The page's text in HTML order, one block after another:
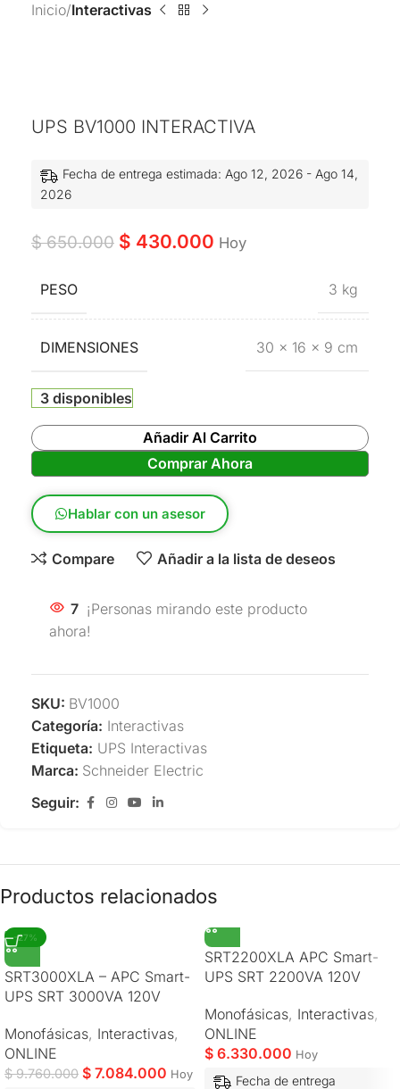
Inicio Interactivas
UPS BV1000 INTERACTIVA
Fecha de entrega estimada: Ago 12, 2026 - Ago 14,
2026
$650.000 $ 430.000 Hoy
PESO 3 kg
DIMENSIONES 30 × 16 × 9 cm
3 disponibles
Añadir Al Carrito
Comprar Ahora
Hablar con un asesor
Compare Añadir a la lista de deseos
7 ¡Personas mirando este producto
ahora!
SKU: BV1000
Categoría: Interactivas
Etiqueta: UPS Interactivas
Marca: Schneider Electric
Seguir:
Productos relacionados
-27%
SRT3000XLA – APC Smart-
UPS SRT 3000VA 120V
Monofásicas, Interactivas,
ONLINE
$9.760.000 $ 7.084.000 Hoy
SRT2200XLA APC Smart-
UPS SRT 2200VA 120V
Monofásicas, Interactivas,
ONLINE
$ 6.330.000 Hoy
Fecha de entrega